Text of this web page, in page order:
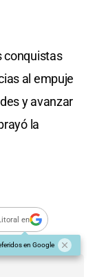
conquistas
al empuje
y avanzar
la
en
en Google